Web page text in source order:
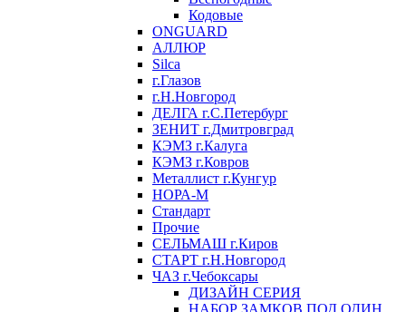
Кодовые
ONGUARD
АЛЛЮР
Silca
г.Глазов
г.Н.Новгород
ДЕЛГА г.С.Петербург
ЗЕНИТ г.Дмитровград
КЭМЗ г.Калуга
КЭМЗ г.Ковров
Металлист г.Кунгур
НОРА-М
Стандарт
Прочие
СЕЛЬМАШ г.Киров
СТАРТ г.Н.Новгород
ЧАЗ г.Чебоксары
ДИЗАЙН СЕРИЯ
НАБОР ЗАМКОВ ПОД ОДИН